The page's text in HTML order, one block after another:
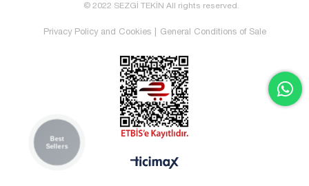
© 2022 SEZGİ TEKİN All rights reserved.
Privacy Policy and Cookies General Conditions of Sale
Best
Sellers